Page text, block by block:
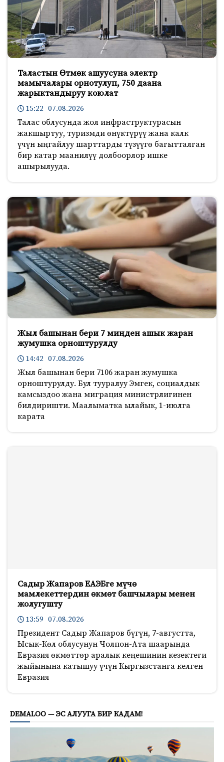
Таластын Өтмөк ашуусуна электр
мамычалары орнотулуп, 750 даана
жарыктандыруу коюлат
15:22 07.08.2026
Талас облусунда жол инфраструктурасын
жакшыртуу, туризмди өнүктүрүү жана калк
үчүн ыңгайлуу шарттарды түзүүгө багытталган
бир катар маанилүү долбоорлор ишке
ашырылууда.
Жыл башынан бери 7 миңден ашык жаран
жумушка орноштурулду
14:42 07.08.2026
Жыл башынан бери 7106 жаран жумушка
орноштурулду. Бул тууралуу Эмгек, социалдык
камсыздоо жана миграция министрлигинен
билдиришти. Маалыматка ылайык, 1-июлга
карата
Садыр Жапаров ЕАЭБге мүчө
мамлекеттердин өкмөт башчылары менен
жолугушту
13:59 07.08.2026
Президент Садыр Жапаров бүгүн, 7-августта,
Ысык-Көл облусунун Чолпон-Ата шаарында
Евразия өкмөттөр аралык кеңешинин кезектеги
жыйынына катышуу үчүн Кыргызстанга келген
Евразия
DEMALOO — ЭС АЛУУГА БИР КАДАМ!